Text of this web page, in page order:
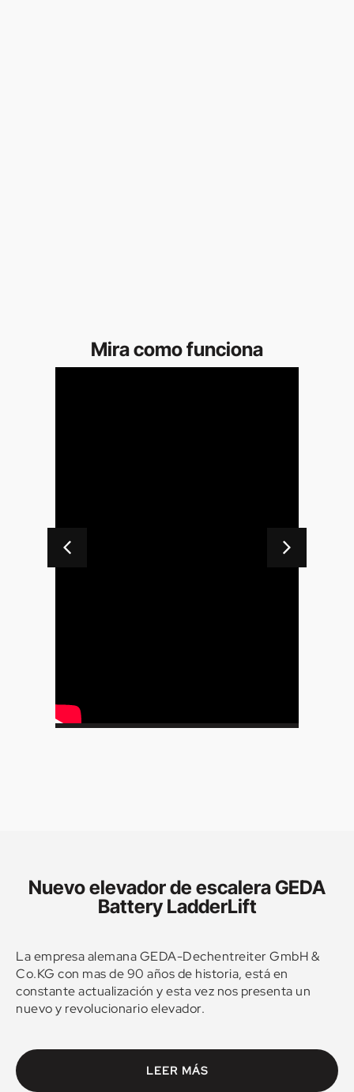
Mira como funciona
Nuevo elevador de escalera GEDA
Battery LadderLift
La empresa alemana GEDA-Dechentreiter GmbH &
Co.KG con mas de 90 años de historia, está en
constante actualización y esta vez nos presenta un
nuevo y revolucionario elevador.
LEER MÁS
El Battery LadderLift, un elevador compacto para una
amplia variedad de materiales, el dispositivo funciona